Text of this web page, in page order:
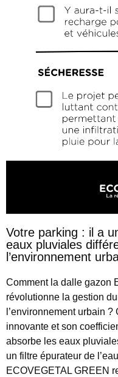
Votre parking : il a
eaux pluviales
l’environnement
Comment la dalle gazon
révolutionne la gestion
l’environnement urbain
innovante et son
absorbe les eaux
un filtre épurateur de
ECOVEGETAL GREEN